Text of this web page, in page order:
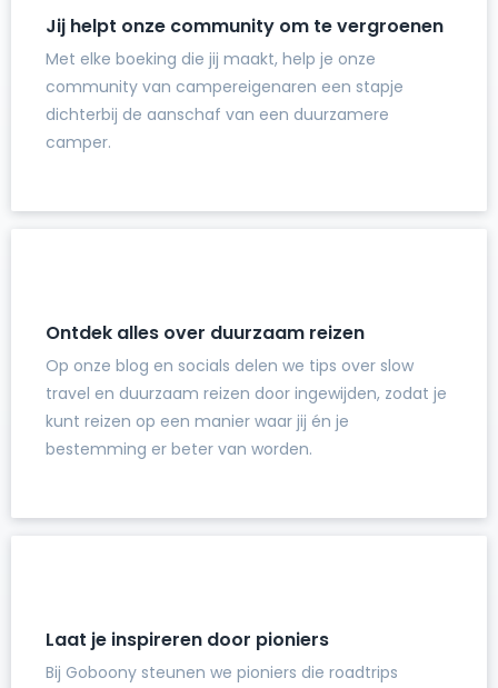
Jij helpt onze community om te vergroenen
Met elke boeking die jij maakt, help je onze
community van campereigenaren een stapje
dichterbij de aanschaf van een duurzamere
camper.
Ontdek alles over duurzaam reizen
Op onze blog en socials delen we tips over slow
travel en duurzaam reizen door ingewijden, zodat je
kunt reizen op een manier waar jij én je
bestemming er beter van worden.
Laat je inspireren door pioniers
Bij Goboony steunen we pioniers die roadtrips